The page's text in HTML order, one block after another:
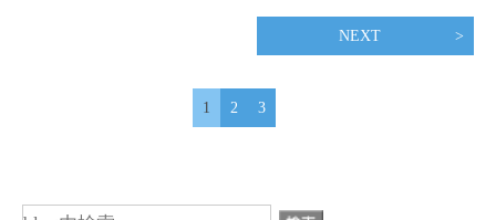
1 2 3
NEXT